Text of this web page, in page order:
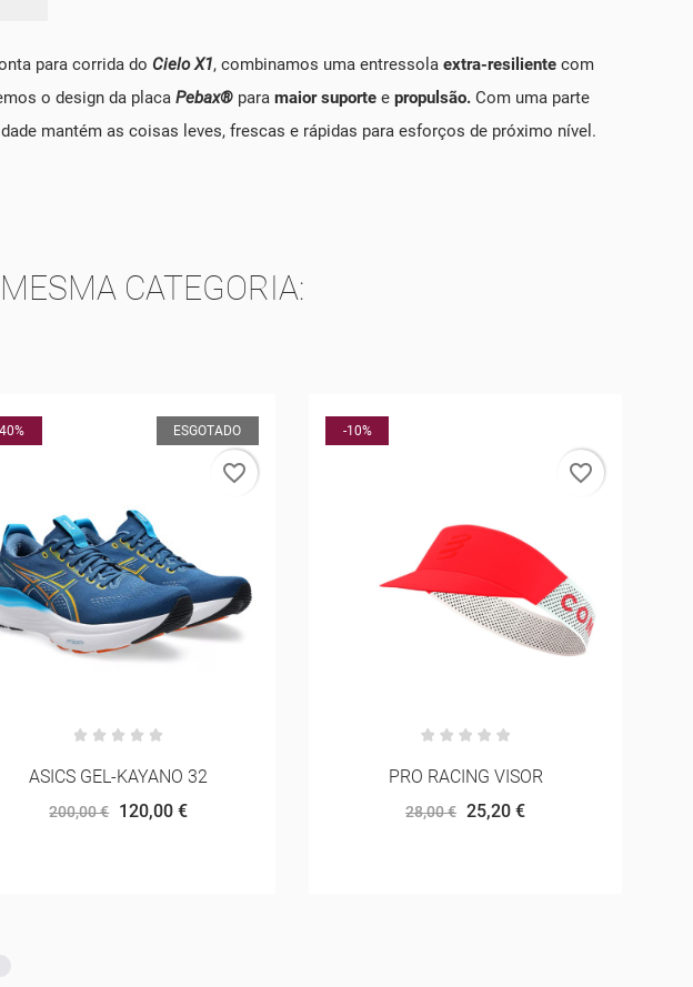
para corrida do Cielo X1, combinamos uma entressola extra-resiliente com
o design da placa Pebax® para maior suporte e propulsão. Com uma parte
mantém as coisas leves, frescas e rápidas para esforços de próximo nível.
CATEGORIA:
ESGOTADO
ASICS GEL-KAYANO 32
200,00 € 120,00 €
favorite_border
-10%
PRO RACING VISOR
28,00 € 25,20 €
favorite_border